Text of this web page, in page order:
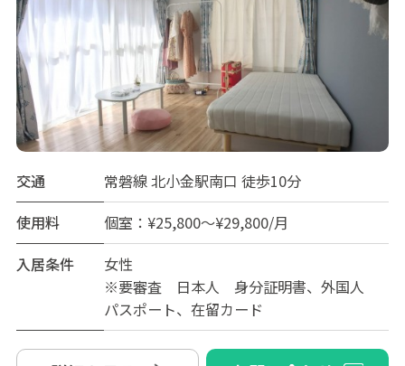
交通
常磐線 北小金駅南口 徒歩10分
使用料
個室：¥25,800～¥29,800/月
入居条件
女性
※要審査 日本人 身分証明書、外国人
パスポート、在留カード